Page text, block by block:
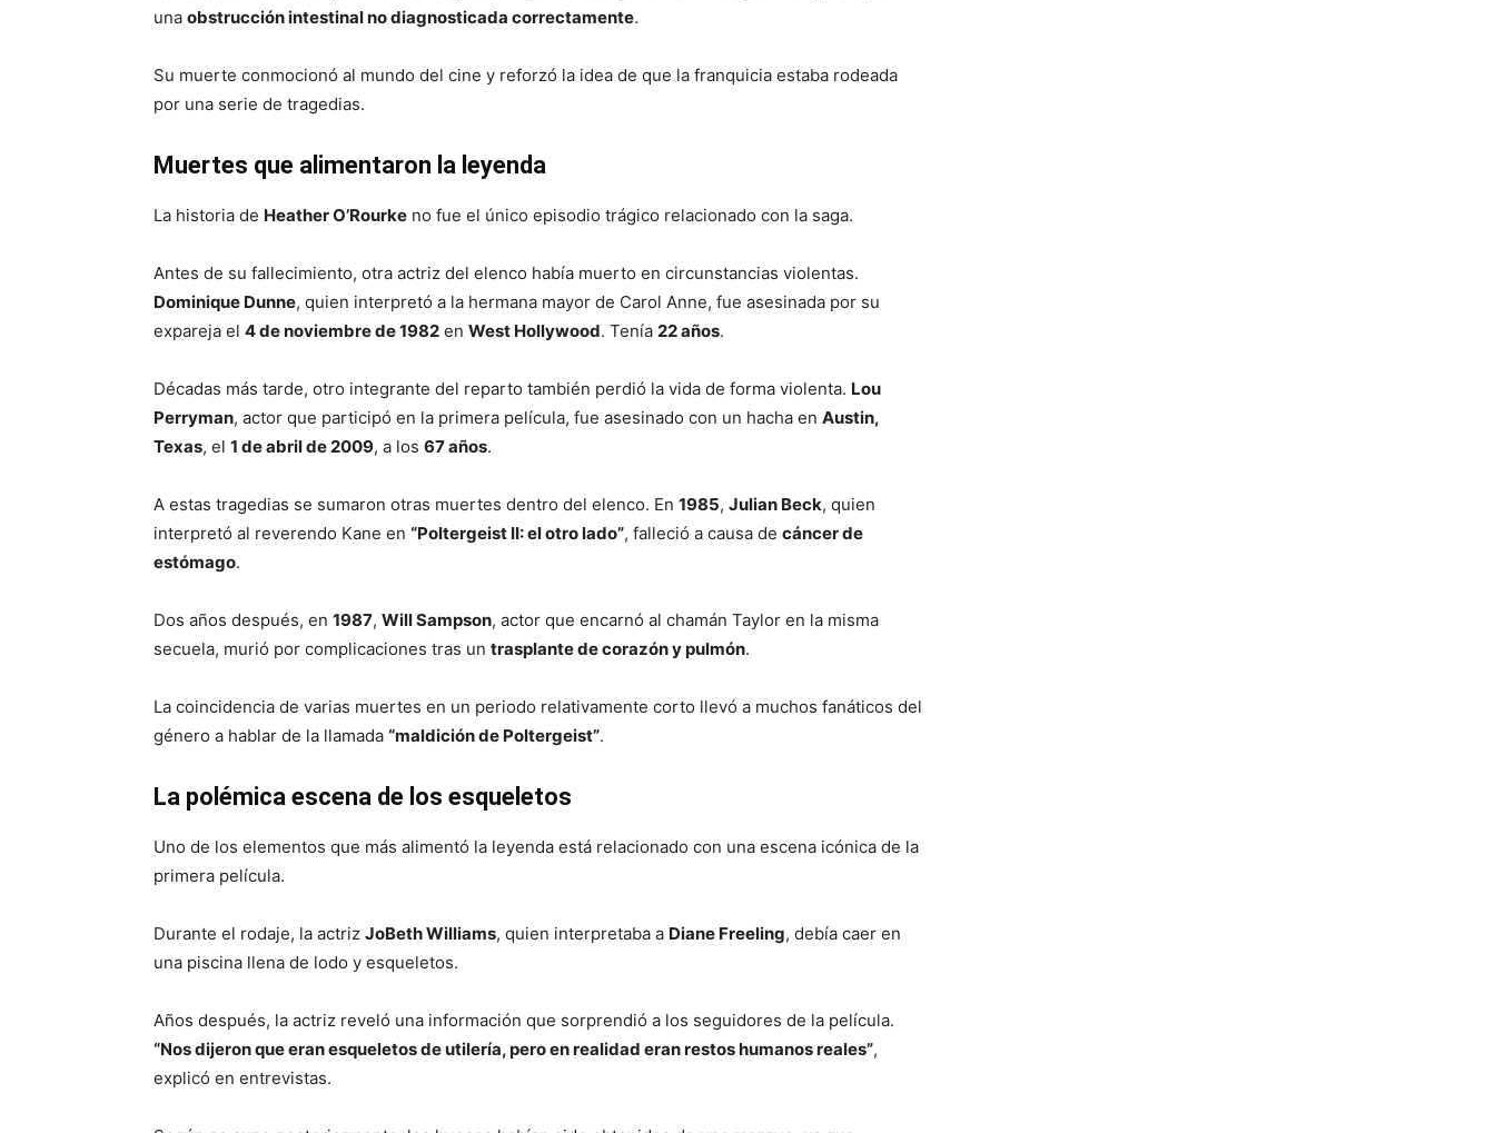
una obstrucción intestinal no diagnosticada correctamente.
Su muerte conmocionó al mundo del cine y reforzó la idea de que la franquicia estaba rodeada
por una serie de tragedias.
Muertes que alimentaron la leyenda
La historia de Heather O’Rourke no fue el único episodio trágico relacionado con la saga.
Antes de su fallecimiento, otra actriz del elenco había muerto en circunstancias violentas.
Dominique Dunne, quien interpretó a la hermana mayor de Carol Anne, fue asesinada por su
expareja el 4 de noviembre de 1982 en West Hollywood. Tenía 22 años.
Décadas más tarde, otro integrante del reparto también perdió la vida de forma violenta. Lou
Perryman, actor que participó en la primera película, fue asesinado con un hacha en Austin,
Texas, el 1 de abril de 2009, a los 67 años.
A estas tragedias se sumaron otras muertes dentro del elenco. En 1985, Julian Beck, quien
interpretó al reverendo Kane en “Poltergeist II: el otro lado”, falleció a causa de cáncer de
estómago.
Dos años después, en 1987, Will Sampson, actor que encarnó al chamán Taylor en la misma
secuela, murió por complicaciones tras un trasplante de corazón y pulmón.
La coincidencia de varias muertes en un periodo relativamente corto llevó a muchos fanáticos del
género a hablar de la llamada “maldición de Poltergeist”.
La polémica escena de los esqueletos
Uno de los elementos que más alimentó la leyenda está relacionado con una escena icónica de la
primera película.
Durante el rodaje, la actriz JoBeth Williams, quien interpretaba a Diane Freeling, debía caer en
una piscina llena de lodo y esqueletos.
Años después, la actriz reveló una información que sorprendió a los seguidores de la película.
“Nos dijeron que eran esqueletos de utilería, pero en realidad eran restos humanos reales”,
explicó en entrevistas.